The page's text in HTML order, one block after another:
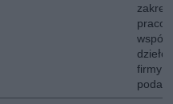
firmy